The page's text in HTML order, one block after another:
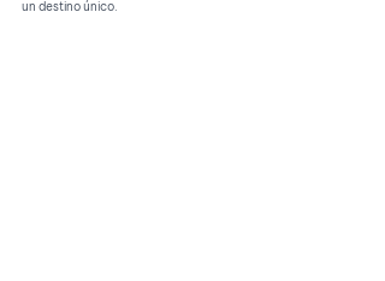
un destino único.